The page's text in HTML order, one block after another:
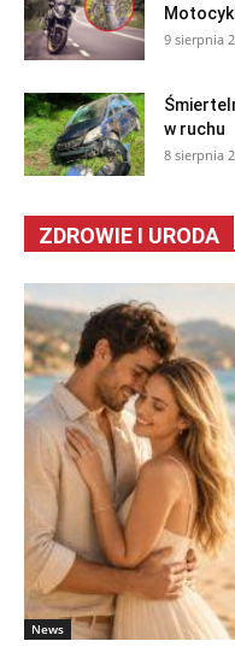
9 sierpnia
w ruchu
8 sierpnia
ZDROWIE I URODA
News